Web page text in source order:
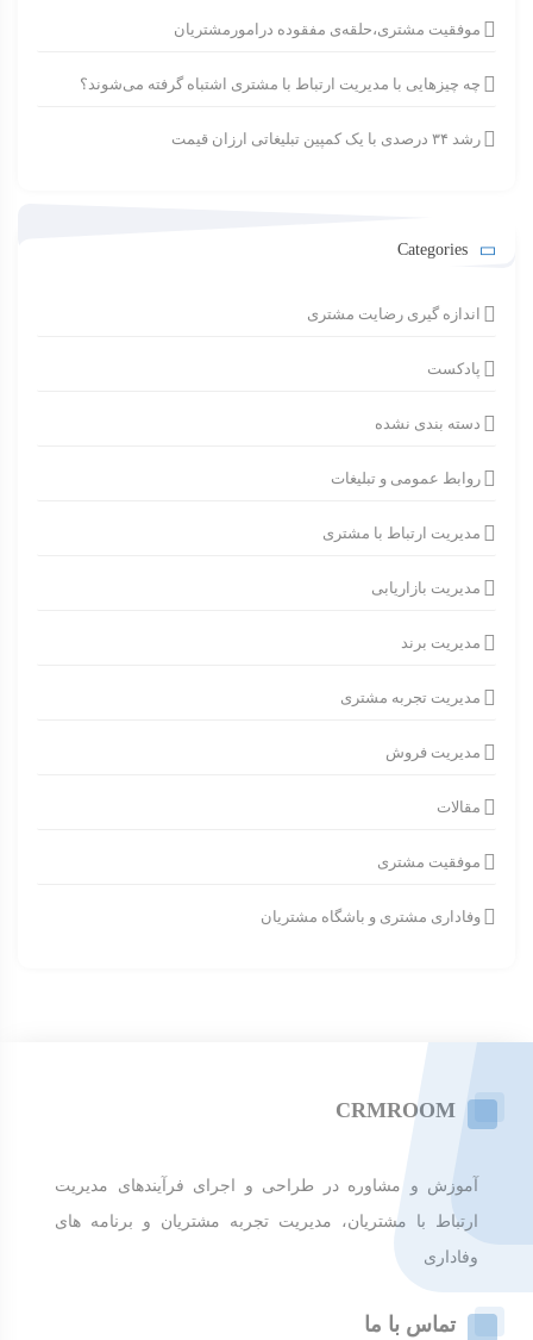
موفقیت مشتری،حلقه‌ی مفقوده درامورمشتریان
چه چیزهایی با مدیریت ارتباط با مشتری اشتباه گرفته می‌شوند؟
رشد ۳۴ درصدی با یک کمپین تبلیغاتی ارزان قیمت
Categories
اندازه گیری رضایت مشتری
پادکست
دسته بندی نشده
روابط عمومی و تبلیغات
مدیریت ارتباط با مشتری
مدیریت بازاریابی
مدیریت برند
مدیریت تجربه مشتری
مدیریت فروش
مقالات
موفقیت مشتری
وفاداری مشتری و باشگاه مشتریان
CRMROOM
آموزش و مشاوره در طراحی و اجرای فرآیندهای مدیریت
ارتباط با مشتریان، مدیریت تجربه مشتریان و برنامه های
وفاداری
تماس با ما